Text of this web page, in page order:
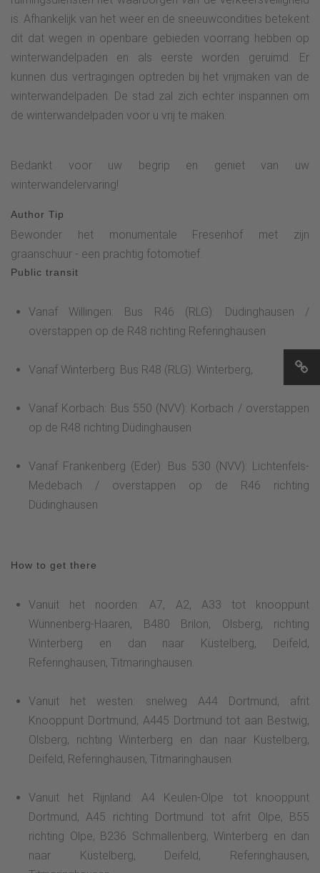
is. Afhankelijk van het weer en de sneeuwcondities betekent
dit dat wegen in openbare gebieden voorrang hebben op
winterwandelpaden en als eerste worden geruimd. Er
kunnen dus vertragingen optreden bij het vrijmaken van de
winterwandelpaden. De stad zal zich echter inspannen om
de winterwandelpaden voor u vrij te maken.
Bedankt voor uw begrip en geniet van uw
winterwandelervaring!
Author Tip
Bewonder het monumentale Fresenhof met zijn
graanschuur - een prachtig fotomotief.
Public transit
Vanaf Willingen: Bus R46 (RLG): Düdinghausen /
overstappen op de R48 richting Referinghausen
Vanaf Winterberg: Bus R48 (RLG): Winterberg,
Vanaf Korbach: Bus 550 (NVV): Korbach / overstappen
op de R48 richting Düdinghausen
Vanaf Frankenberg (Eder): Bus 530 (NVV): Lichtenfels-
Medebach / overstappen op de R46 richting
Düdinghausen
How to get there
Vanuit het noorden: A7, A2, A33 tot knooppunt
Wünnenberg-Haaren, B480 Brilon, Olsberg, richting
Winterberg en dan naar Küstelberg, Deifeld,
Referinghausen, Titmaringhausen.
Vanuit het westen: snelweg A44 Dortmund, afrit
Knooppunt Dortmund, A445 Dortmund tot aan Bestwig,
Olsberg, richting Winterberg en dan naar Küstelberg,
Deifeld, Referinghausen, Titmaringhausen.
Vanuit het Rijnland: A4 Keulen-Olpe tot knooppunt
Dortmund, A45 richting Dortmund tot afrit Olpe, B55
richting Olpe, B236 Schmallenberg, Winterberg en dan
naar Küstelberg, Deifeld, Referinghausen,